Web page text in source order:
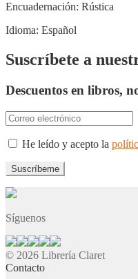
Encuadernación: Rústica
Idioma: Español
Suscríbete a
Descuentos en libros,
He leído y acepto la
Síguenos
© 2026 Librería Claret
Contacto